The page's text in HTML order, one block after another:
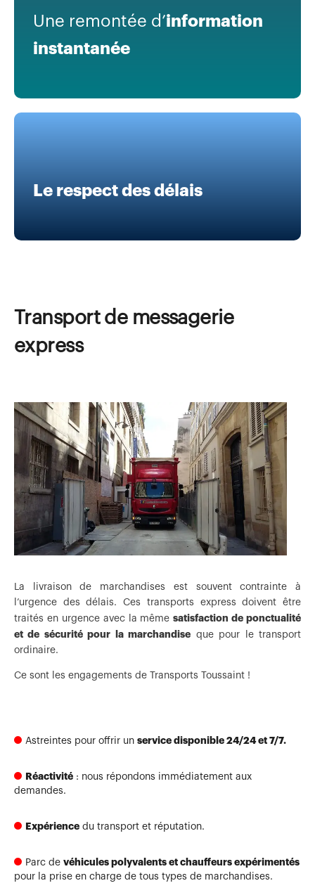
Une remontée d’information
instantanée
Le respect des délais
Transport de messagerie
express
La livraison de marchandises est souvent contrainte à
l’urgence des délais. Ces transports express doivent être
traités en urgence avec la mêmesatisfaction de ponctualité
et de sécurité pour la marchandise que pour le transport
ordinaire.
Ce sont les engagements de Transports Toussaint !
Astreintes pour offrir un service disponible 24/24 et 7/7.
Réactivité : nous répondons immédiatement aux
demandes.
Expérience du transport et réputation.
Parc de véhicules polyvalents et chauffeurs expérimentés
pour la prise en charge de tous types de marchandises.